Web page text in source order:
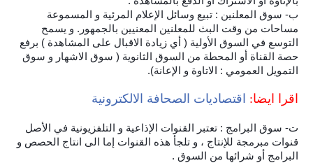
ب‌- سوق المعلنين : تبيع وسائل الإعلام المرئية و المسموعة
مساحات من وقت البث للمعلنين المعنيين بالجمهور. و يسمح
التوسع في السوق الأولية ( أي زيادة الاقبال على المشاهدة ) برفع
حصة القناة أو المحطة من السوق الثانوية ( سوق الاشهار و سوق
التمويل العمومي : الاتاوة و الإعانة).
اقرا ايضا: اقتصاديات الصحافة الالكترونية
ت‌- سوق البرامج : تعتبر القنوات الإذاعية و التلفزيونية في الأصل
قنوات مبرمجة للإنتاج ، و تلجأ هذه القنوات إما الى انتاج الحصص و
البرامج أو شرائها من السوق .